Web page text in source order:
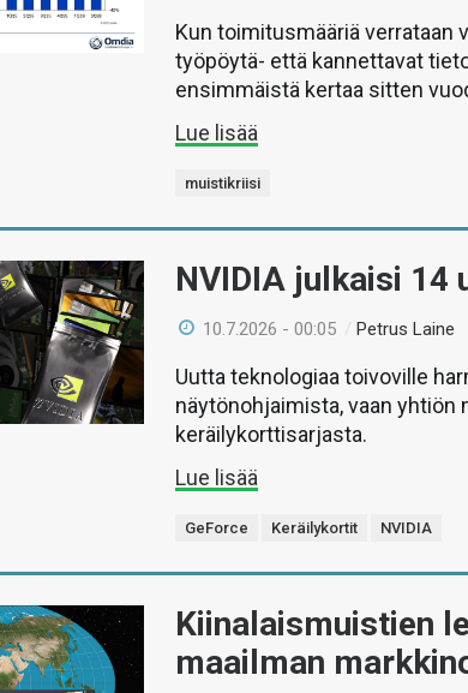
Kun toimitusmääriä verrataan
työpöytä- että kannettavat
ensimmäistä kertaa sitten
Lue lisää
muistikriisi
NVIDIA julkaisi 14
10.7.2026 - 00:05 /Petrus Laine
Uutta teknologiaa toivoville
näytönohjaimista, vaan yhtiön
keräilykorttisarjasta.
Lue lisää
GeForce Keräilykortit NVIDIA
Kiinalaismuistien
maailman